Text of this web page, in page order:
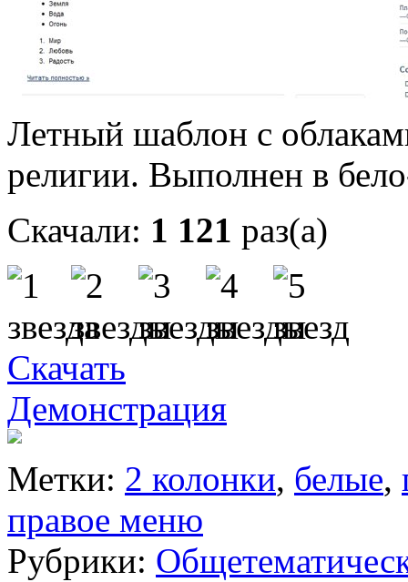
Летный шаблон с
религии. Выполнен в
Скачали: 1 121 раз(а)
Скачать
Демонстрация
Метки: 2 колонки, белые,
правое меню
Рубрики: